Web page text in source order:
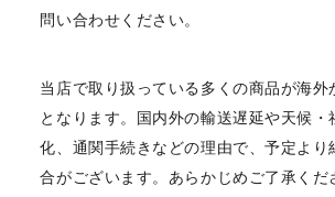
問い合わせください。
当店で取り扱っている多くの商品が海外
となります。国内外の輸送遅延や天候・
化、通関手続きなどの理由で、予定より
合がございます。あらかじめご了承くだ